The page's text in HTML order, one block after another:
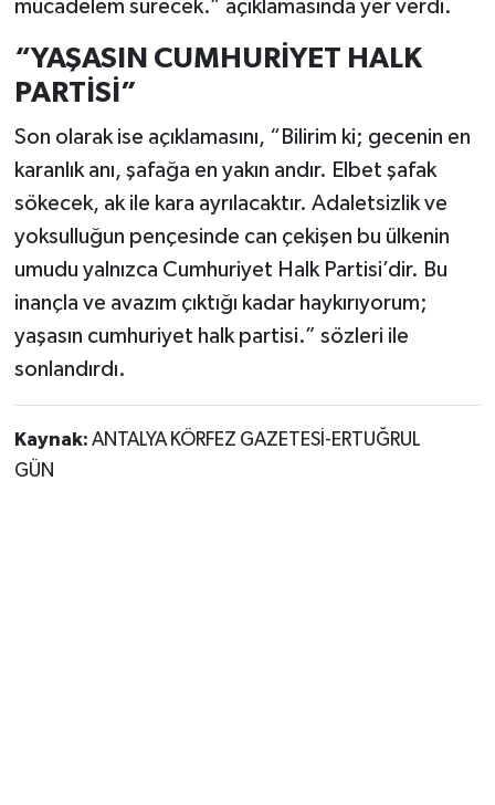
mücadelem sürecek.” açıklamasında yer verdi.
“YAŞASIN CUMHURİYET HALK
PARTİSİ”
Son olarak ise açıklamasını, “Bilirim ki; gecenin en
karanlık anı, şafağa en yakın andır. Elbet şafak
sökecek, ak ile kara ayrılacaktır. Adaletsizlik ve
yoksulluğun pençesinde can çekişen bu ülkenin
umudu yalnızca Cumhuriyet Halk Partisi’dir. Bu
inançla ve avazım çıktığı kadar haykırıyorum;
yaşasın cumhuriyet halk partisi.” sözleri ile
sonlandırdı.
Kaynak: ANTALYA KÖRFEZ GAZETESİ-ERTUĞRUL
GÜN